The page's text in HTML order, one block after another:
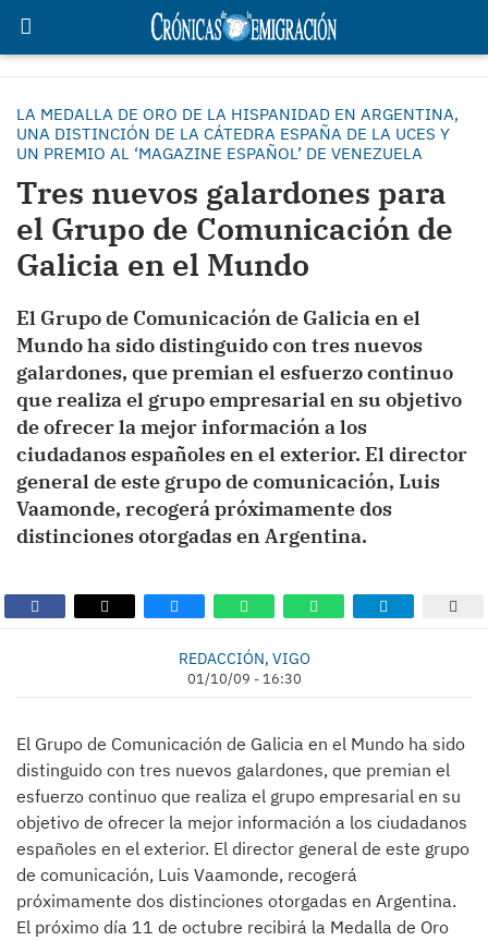
LA MEDALLA DE ORO DE LA HISPANIDAD EN ARGENTINA,
UNA DISTINCIÓN DE LA CÁTEDRA ESPAÑA DE LA UCES Y
UN PREMIO AL ‘MAGAZINE ESPAÑOL’ DE VENEZUELA
Tres nuevos galardones para
el Grupo de Comunicación de
Galicia en el Mundo
El Grupo de Comunicación de Galicia en el
Mundo ha sido distinguido con tres nuevos
galardones, que premian el esfuerzo continuo
que realiza el grupo empresarial en su objetivo
de ofrecer la mejor información a los
ciudadanos españoles en el exterior. El director
general de este grupo de comunicación, Luis
Vaamonde, recogerá próximamente dos
distinciones otorgadas en Argentina.
REDACCIÓN, VIGO
01/10/09 - 16:30
El Grupo de Comunicación de Galicia en el Mundo ha sido
distinguido con tres nuevos galardones, que premian el
esfuerzo continuo que realiza el grupo empresarial en su
objetivo de ofrecer la mejor información a los ciudadanos
españoles en el exterior. El director general de este grupo
de comunicación, Luis Vaamonde, recogerá
próximamente dos distinciones otorgadas en Argentina.
El próximo día 11 de octubre recibirá la Medalla de Oro